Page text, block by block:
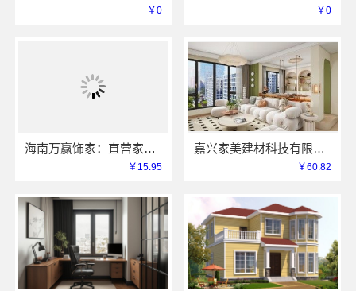
￥0 ￥0
海南万赢饰家：直营家庭装修成本管控透明省心
￥15.95
嘉兴家美建材科技有限公司嘉善改造施工预算
￥60.82